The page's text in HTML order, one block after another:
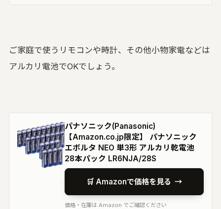
ご家庭で使うリモコンや時計、その他小物家電などは
アルカリ電池でOKでしょう。
パナソニック(Panasonic)
【Amazon.co.jp限定】 パナソニック
エボルタ NEO 単3形 アルカリ乾電池
28本パック LR6NJA/28S
🛒 Amazonで価格を見る →
価格・在庫は Amazon でご確認ください